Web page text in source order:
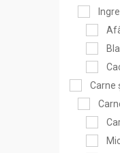
Carne